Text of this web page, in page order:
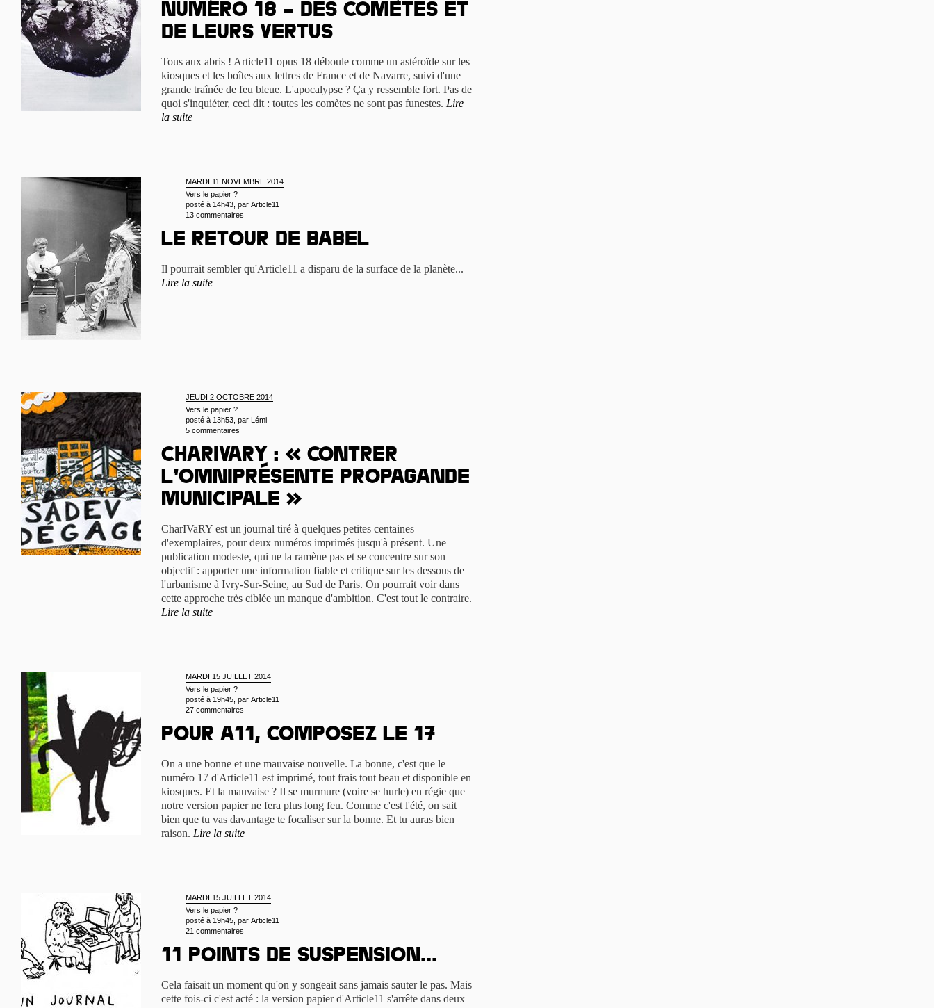
Numéro 18 – Des comètes et
de leurs vertus
Tous aux abris ! Article11 opus 18 déboule comme un astéroïde sur les
kiosques et les boîtes aux lettres de France et de Navarre, suivi d'une
grande traînée de feu bleue. L'apocalypse ? Ça y ressemble fort. Pas de
quoi s'inquiéter, ceci dit : toutes les comètes ne sont pas funestes. Lire
la suite
MARDI 11 NOVEMBRE 2014
Vers le papier ?
posté à 14h43, par Article11
13 commentaires
Le retour de Babel
Il pourrait sembler qu'Article11 a disparu de la surface de la planète...
Lire la suite
JEUDI 2 OCTOBRE 2014
Vers le papier ?
posté à 13h53, par Lémi
5 commentaires
CharIVaRY : « Contrer
l’omniprésente propagande
municipale »
CharIVaRY est un journal tiré à quelques petites centaines
d'exemplaires, pour deux numéros imprimés jusqu'à présent. Une
publication modeste, qui ne la ramène pas et se concentre sur son
objectif : apporter une information fiable et critique sur les dessous de
l'urbanisme à Ivry-Sur-Seine, au Sud de Paris. On pourrait voir dans
cette approche très ciblée un manque d'ambition. C'est tout le contraire.
Lire la suite
MARDI 15 JUILLET 2014
Vers le papier ?
posté à 19h45, par Article11
27 commentaires
Pour A11, composez le 17
On a une bonne et une mauvaise nouvelle. La bonne, c'est que le
numéro 17 d'Article11 est imprimé, tout frais tout beau et disponible en
kiosques. Et la mauvaise ? Il se murmure (voire se hurle) en régie que
notre version papier ne fera plus long feu. Comme c'est l'été, on sait
bien que tu vas davantage te focaliser sur la bonne. Et tu auras bien
raison. Lire la suite
MARDI 15 JUILLET 2014
Vers le papier ?
posté à 19h45, par Article11
21 commentaires
11 points de suspension...
Cela faisait un moment qu'on y songeait sans jamais sauter le pas. Mais
cette fois-ci c'est acté : la version papier d'Article11 s'arrête dans deux